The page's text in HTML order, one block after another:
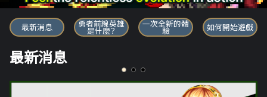
勇者前線英雄
最新消息 勇者前線英雄
是什麼？
一次全新的體
驗 如何開始遊戲
最新消息